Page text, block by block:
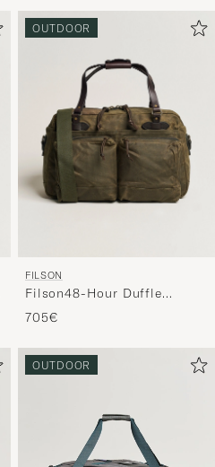
te
activeren
en
ervaar
een
voor
OUTDOOR
FILSON
Filson48-Hour Duffle
BagOtter Green
705€
OUTDOOR